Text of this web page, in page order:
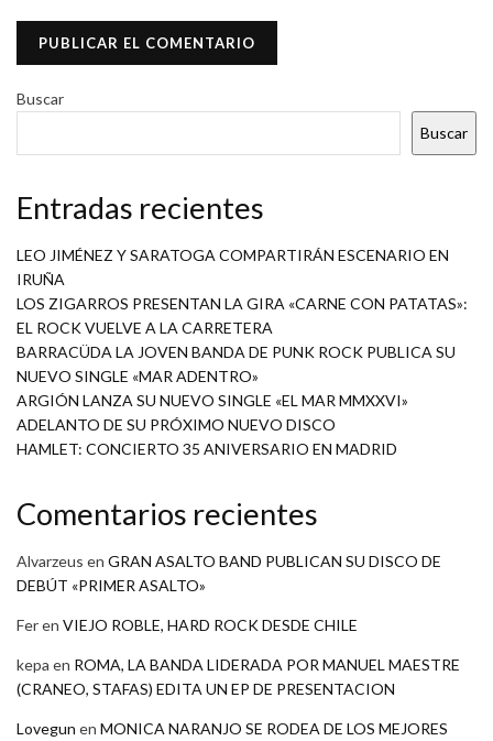
Buscar
Buscar
Entradas recientes
LEO JIMÉNEZ Y SARATOGA COMPARTIRÁN ESCENARIO EN
IRUÑA
LOS ZIGARROS PRESENTAN LA GIRA «CARNE CON PATATAS»:
EL ROCK VUELVE A LA CARRETERA
BARRACÜDA LA JOVEN BANDA DE PUNK ROCK PUBLICA SU
NUEVO SINGLE «MAR ADENTRO»
ARGIÓN LANZA SU NUEVO SINGLE «EL MAR MMXXVI»
ADELANTO DE SU PRÓXIMO NUEVO DISCO
HAMLET: CONCIERTO 35 ANIVERSARIO EN MADRID
Comentarios recientes
Alvarzeus en GRAN ASALTO BAND PUBLICAN SU DISCO DE
DEBÚT «PRIMER ASALTO»
Feren VIEJO ROBLE, HARD ROCK DESDE CHILE
kepa en ROMA, LA BANDA LIDERADA POR MANUEL MAESTRE
(CRANEO, STAFAS) EDITA UN EP DE PRESENTACION
Lovegun en MONICA NARANJO SE RODEA DE LOS MEJORES